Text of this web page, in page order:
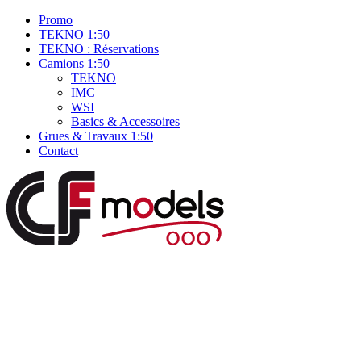
Promo
TEKNO 1:50
TEKNO : Réservations
Camions 1:50
TEKNO
IMC
WSI
Basics & Accessoires
Grues & Travaux 1:50
Contact